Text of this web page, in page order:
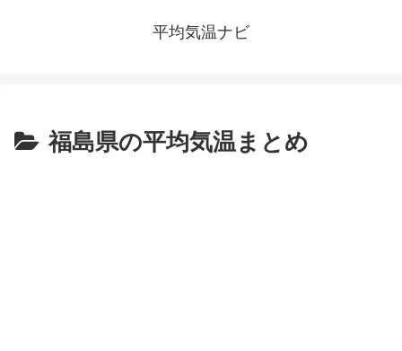
平均気温ナビ
福島県の平均気温まとめ